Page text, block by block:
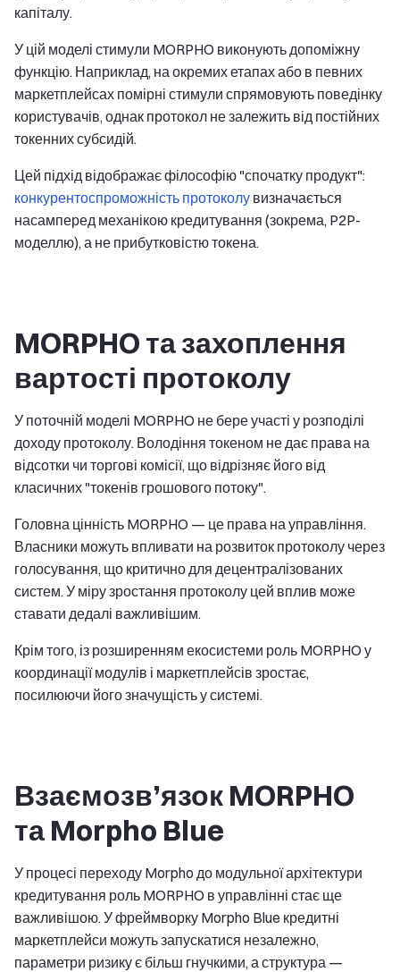
капіталу.
У цій моделі стимули MORPHO виконують допоміжну
функцію. Наприклад, на окремих етапах або в певних
маркетплейсах помірні стимули спрямовують поведінку
користувачів, однак протокол не залежить від постійних
токенних субсидій.
Цей підхід відображає філософію "спочатку продукт":
конкурентоспроможність протоколу визначається
насамперед механікою кредитування (зокрема, P2P-
моделлю), а не прибутковістю токена.
MORPHO та захоплення
вартості протоколу
У поточній моделі MORPHO не бере участі у розподілі
доходу протоколу. Володіння токеном не дає права на
відсотки чи торгові комісії, що відрізняє його від
класичних "токенів грошового потоку".
Головна цінність MORPHO — це права на управління.
Власники можуть впливати на розвиток протоколу через
голосування, що критично для децентралізованих
систем. У міру зростання протоколу цей вплив може
ставати дедалі важливішим.
Крім того, із розширенням екосистеми роль MORPHO у
координації модулів і маркетплейсів зростає,
посилюючи його значущість у системі.
Взаємозв’язок MORPHO
та Morpho Blue
У процесі переходу Morpho до модульної архітектури
кредитування роль MORPHO в управлінні стає ще
важливішою. У фреймворку Morpho Blue кредитні
маркетплейси можуть запускатися незалежно,
параметри ризику є більш гнучкими, а структура —